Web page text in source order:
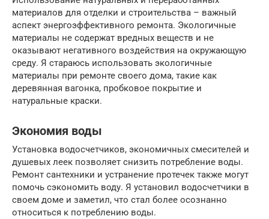
материалов для отделки и строительства – важный
аспект энергоэффективного ремонта. Экологичные
материалы не содержат вредных веществ и не
оказывают негативного воздействия на окружающую
среду. Я стараюсь использовать экологичные
материалы при ремонте своего дома, такие как
деревянная вагонка, пробковое покрытие и
натуральные краски.
Экономия воды
Установка водосчетчиков, экономичных смесителей и
душевых леек позволяет снизить потребление воды.
Ремонт сантехники и устранение протечек также могут
помочь сэкономить воду. Я установил водосчетчики в
своем доме и заметил, что стал более осознанно
относиться к потреблению воды.